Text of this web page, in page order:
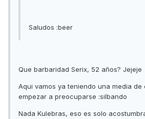
Saludos :beer
Que barbaridad Serix, 52 años? Jejeje
Aqui vamos ya teniendo una media de
empezar a preocuparse :silbando
Nada Kulebras, eso es solo